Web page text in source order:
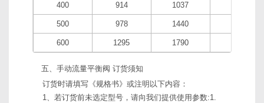
400 914 1037
500 978 1440
600 1295 1790
五、手动流量平衡阀 订货须知
订货时请填写《规格书》或注明以下内容：
1、若订货前未选定型号，请向我们提供使用参数:1.